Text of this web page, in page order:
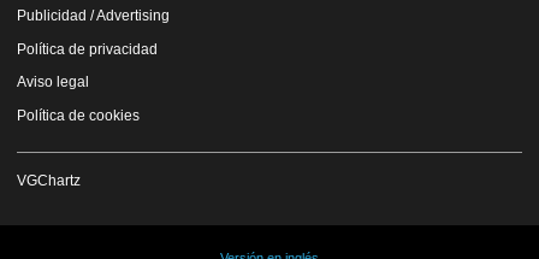
Publicidad / Advertising
Política de privacidad
Aviso legal
Política de cookies
VGChartz